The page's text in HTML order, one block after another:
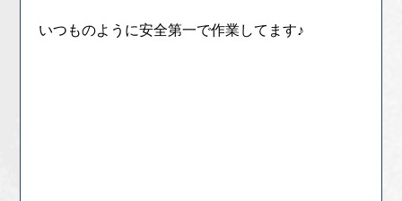
いつものように安全第一で作業してます♪